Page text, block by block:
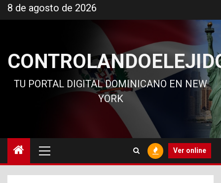
al
8 de agosto de 2026
TU PORTAL DIGITAL DOMINICANO EN NEW
YORK
principal
Ver online